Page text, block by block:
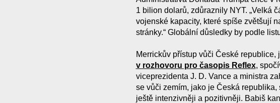
1 bilion dolarů, zdůraznily NYT. „Velká
vojenské kapacity, které spíše zvětšují
stránky.“ Globální důsledky by podle
Merrickův přístup vůči České republice,
v rozhovoru pro časopis Reflex,
viceprezidenta J. D. Vance a ministra
se vůči zemím, jako je Česká
ještě intenzivněji a pozitivněji. Babiš